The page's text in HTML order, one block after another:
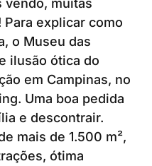
vendo, muitas
explicar como
o Museu das
ilusão ótica do
em Campinas, no
Uma boa pedida
e descontrair.
mais de 1.500 m²,
ótima